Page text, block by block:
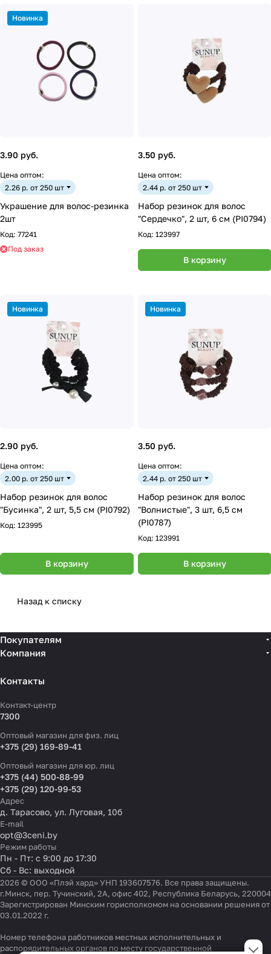
Новинка
3.90 руб.
Цена оптом:
2.26 р. от 250 шт
Украшение для волос-резинка
2шт
Код: 77241
Под заказ
3.50 руб.
Цена оптом:
2.44 р. от 250 шт
Набор резинок для волос
"Сердечко", 2 шт, 6 см (PI0794)
Код: 123997
В корзину
Новинка
2.90 руб.
Цена оптом:
2.00 р. от 250 шт
Набор резинок для волос
"Бусинка", 2 шт, 5,5 см (PI0792)
Код: 123995
В корзину
Новинка
3.50 руб.
Цена оптом:
2.44 р. от 250 шт
Набор резинок для волос
"Волнистые", 3 шт, 6,5 см
(PI0787)
Код: 123991
В корзину
Назад к списку
Покупателям
Компания
Контакты
Контакт-центр
7300
Оптовый магазин для физ. лиц
+375 (29) 169-89-41
Оптовый магазин для юр. лиц
+375 (44) 500-88-99
+375 (29) 120-99-53
Адрес
д. Тарасово, ул. Луговая, 10б
E-mail
opt@3ceni.by
Режим работы
Пн - Пт: с 9:00 до 17:30
Сб - Вс: выходной
2026 © ООО «Плэй хард» УНП 193607576. Все права защищены.
г.Минск, пер. Тучинский, 2А, офис 402, Республика Беларусь, 220004
Зарегистрирован Минским горисполкомом на основании решения от
03.01.2022 г.
Номер телефона работников местных исполнительных и
распорядительных органов по месту государственной
Настройки файлов cookie